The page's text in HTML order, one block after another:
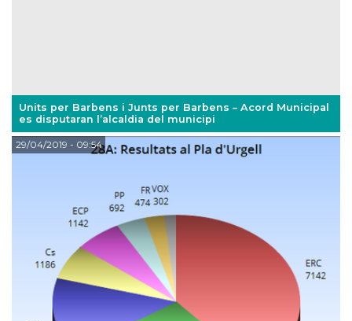
Units per Barbens i Junts per Barbens – Acord Municipal
es disputaran l’alcaldia del municipi
29/04/2019 - 09:54